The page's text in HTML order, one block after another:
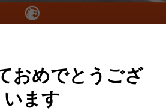
おめでとうござ
います